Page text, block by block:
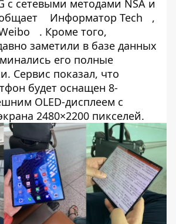
с сетевыми методами NSA и
Информатор Tech
,
. Кроме того,
заметили в базе данных
его полные
Сервис показал, что
будет оснащен 8-
OLED-дисплеем с
2480×2200 пикселей.